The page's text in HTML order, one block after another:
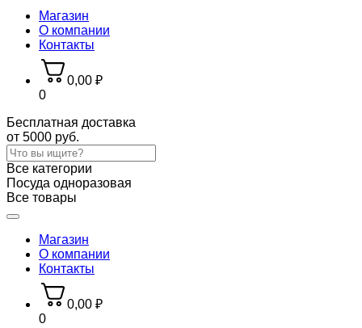
Магазин
О компании
Контакты
0
0,00 ₽
Бесплатная доставка
от 5000 руб.
Все категории
Посуда одноразовая
Все товары
Магазин
О компании
Контакты
0
0,00 ₽